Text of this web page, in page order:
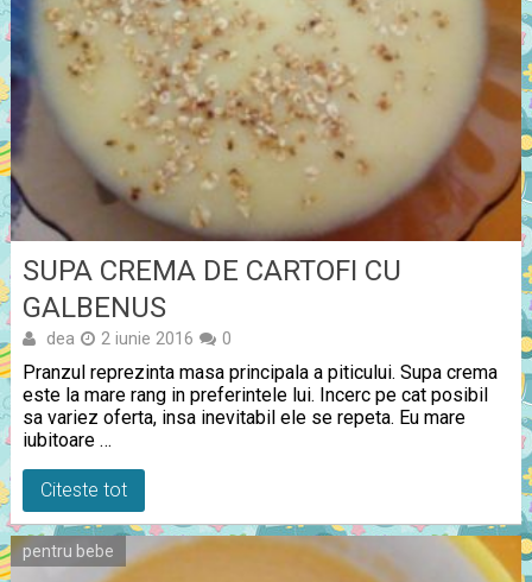
SUPA CREMA DE CARTOFI CU
GALBENUS
dea 2 iunie 2016 0
Pranzul reprezinta masa principala a piticului. Supa crema
este la mare rang in preferintele lui. Incerc pe cat posibil
sa variez oferta, insa inevitabil ele se repeta. Eu mare
iubitoare …
Citeste tot
pentru bebe